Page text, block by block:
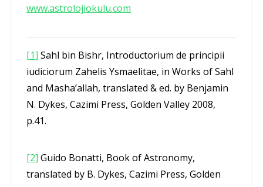
www.astrolojiokulu.com
[1] Sahl bin Bishr, Introductorium de principii
iudiciorum Zahelis Ysmaelitae, in Works of Sahl
and Masha’allah, translated & ed. by Benjamin
N. Dykes, Cazimi Press, Golden Valley 2008,
p.41.
[2] Guido Bonatti, Book of Astronomy,
translated by B. Dykes, Cazimi Press, Golden